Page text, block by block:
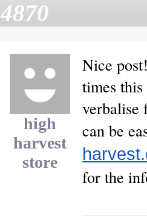
4870
high
harvest
store
Nice
times
verbalise
can be
for the